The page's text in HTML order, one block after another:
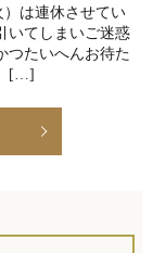
）は連休させてい
いてしまいご迷惑
つたいへんお待た
[…]